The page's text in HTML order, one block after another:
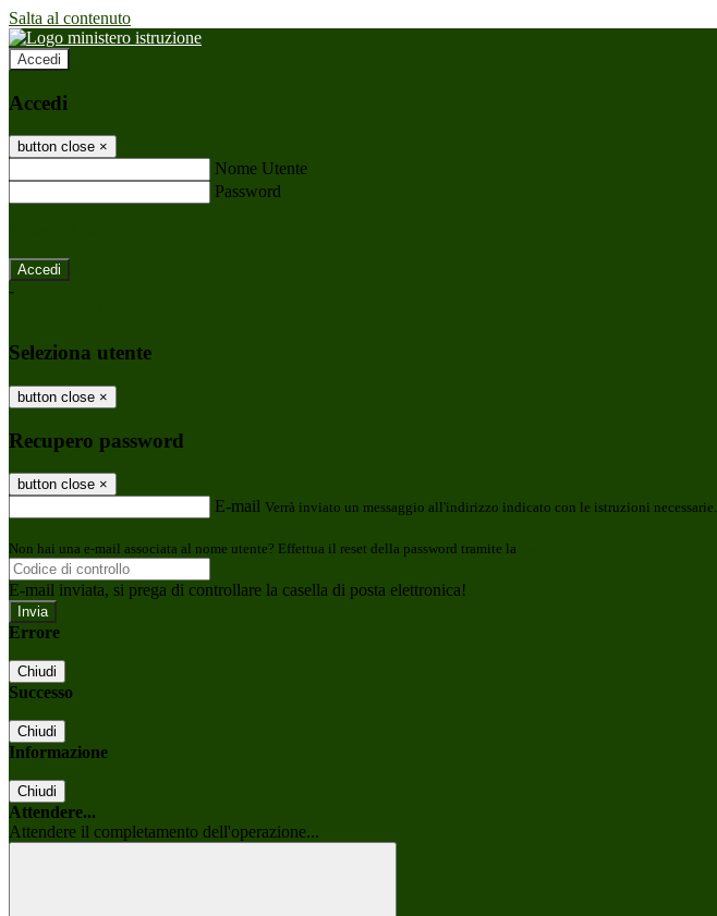
Salta al contenuto
Accedi
Accedi
button close ×
Nome Utente
Password
-
Seleziona utente
button close ×
Recupero password
button close ×
E-mail Verrà inviato un messaggio all'indirizzo indicato con le istruzioni necessarie.
Non hai una e-mail associata al nome utente? Effettua il reset della password tramite la
E-mail inviata, si prega di controllare la casella di posta elettronica!
Errore
Chiudi
Successo
Chiudi
Informazione
Chiudi
Attendere...
Attendere il completamento dell'operazione...